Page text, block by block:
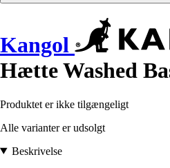
Kangol
Hætte Washed
Produktet er ikke tilgængeligt
Alle varianter er udsolgt
Beskrivelse